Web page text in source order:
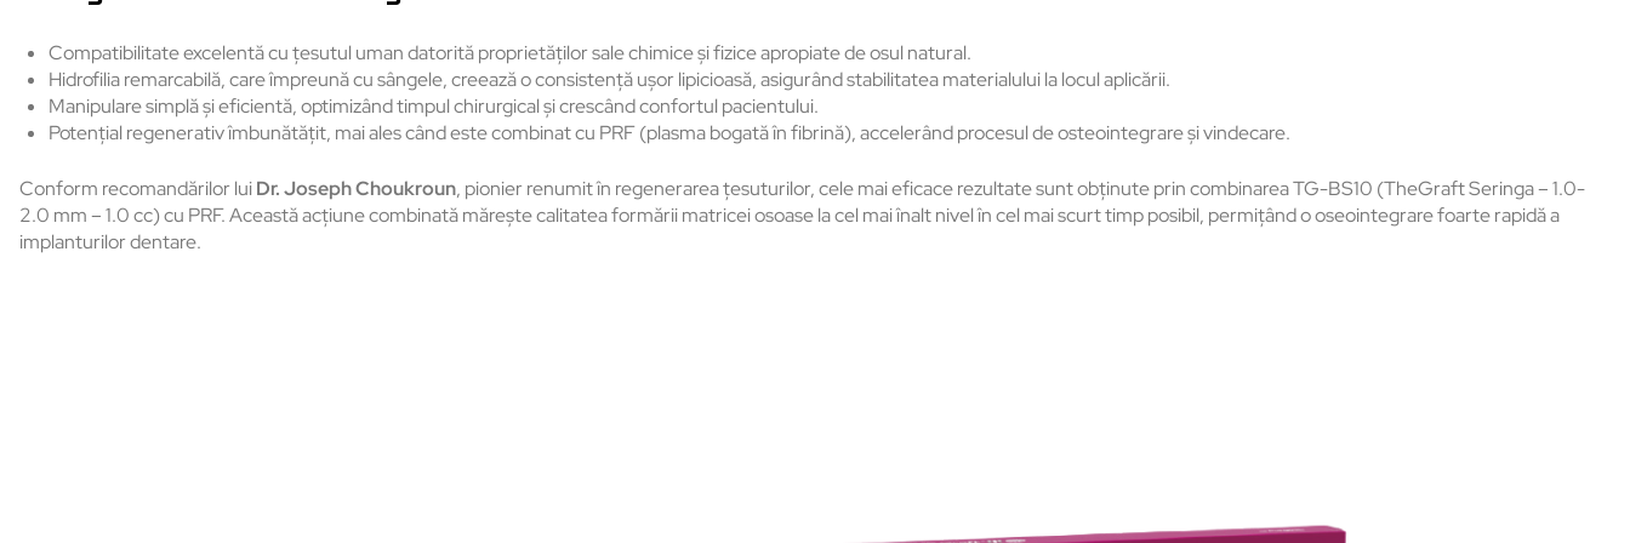
Compatibilitate excelentă cu țesutul uman datorită proprietăților sale chimice și fizice apropiate de osul natural.
Hidrofilia remarcabilă, care împreună cu sângele, creează o consistență ușor lipicioasă, asigurând stabilitatea materialului la locul aplicării.
Manipulare simplă și eficientă, optimizând timpul chirurgical și crescând confortul pacientului.
Potențial regenerativ îmbunătățit, mai ales când este combinat cu PRF (plasma bogată în fibrină), accelerând procesul de osteointegrare și vindecare.
Conform recomandărilor luiDr. Joseph Choukroun, pionier renumit în regenerarea țesuturilor, cele mai eficace rezultate sunt obținute prin combinarea TG-BS10 (TheGraft Seringa – 1.0-
2.0 mm – 1.0 cc)cu PRF. Această acțiune combinată mărește calitatea formării matricei osoase la cel mai înalt nivel în cel mai scurt timp posibil, permițând o oseointegrare foarte rapidă a
implanturilor dentare.